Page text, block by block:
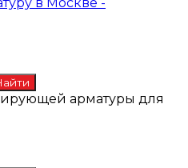
арматуры для